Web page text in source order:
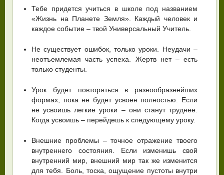
Тебе придется учиться в школе под названием
«Жизнь на Планете Земля». Каждый человек и
каждое событие – твой Универсальный Учитель.
Не существует ошибок, только уроки. Неудачи –
неотъемлемая часть успеха. Жертв нет – есть
только студенты.
Урок будет повторяться в разнообразнейших
формах, пока не будет усвоен полностью. Если
не усвоишь легкие уроки – они станут труднее.
Когда усвоишь – перейдешь к следующему уроку.
Внешние проблемы – точное отражение твоего
внутреннего состояния. Если изменишь свой
внутренний мир, внешний мир так же изменится
для тебя. Боль, тоска, ощущение пустоты внутри